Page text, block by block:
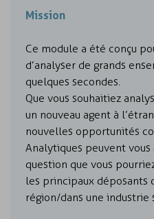
Mission
Ce module a été conçu
d’analyser de grands
quelques secondes.
Que vous souhaitiez
un nouveau agent à
nouvelles opportunités
Analytiques peuvent
question que vous
les principaux déposants
région/dans une industrie